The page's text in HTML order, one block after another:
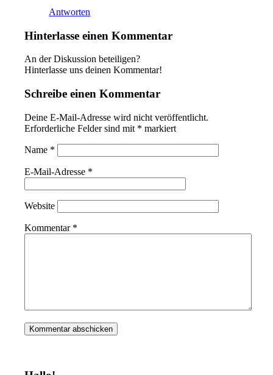
Antworten
Hinterlasse einen Kommentar
An der Diskussion beteiligen?
Hinterlasse uns deinen Kommentar!
Schreibe einen Kommentar
Deine E-Mail-Adresse wird nicht veröffentlicht.
Erforderliche Felder sind mit * markiert
Name *
E-Mail-Adresse *
Website
Kommentar *